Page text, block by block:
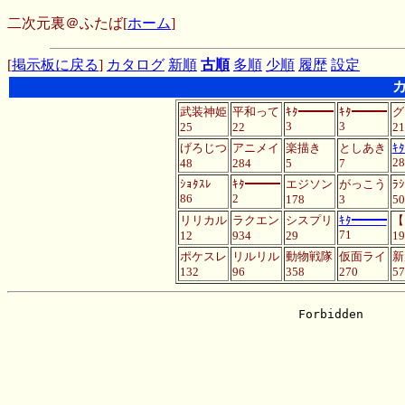
二次元裏＠ふたば[ホーム]
[掲示板に戻る] カタログ 新順 古順 多順 少順 履歴 設定
武装神姫
25
平和って
22
ｷﾀ━━━
3
ｷﾀ━━━
3
げろじつ
48
アニメイ
284
楽描き
5
としあき
7
ｷ
28
ｼｮﾀｽﾚ
86
ｷﾀ━━━
2
エジソン
178
がっこう
3
ﾗ
50
リリカル
12
ラクエン
934
シスプリ
29
ｷﾀ━━━
71
ポケスレ
132
リルリル
96
動物戦隊
358
仮面ライ
270